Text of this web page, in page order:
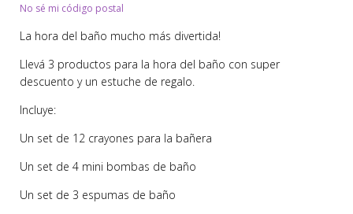
No sé mi código postal
La hora del baño mucho más divertida!
Llevá 3 productos para la hora del baño con super
descuento y un estuche de regalo.
Incluye:
Un set de 12 crayones para la bañera
Un set de 4 mini bombas de baño
Un set de 3 espumas de baño